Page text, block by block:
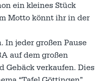
ein kleines Stück
Motto könnt ihr in der
In jeder großen Pause
auf dem großen
Gebäck verkaufen. Dies